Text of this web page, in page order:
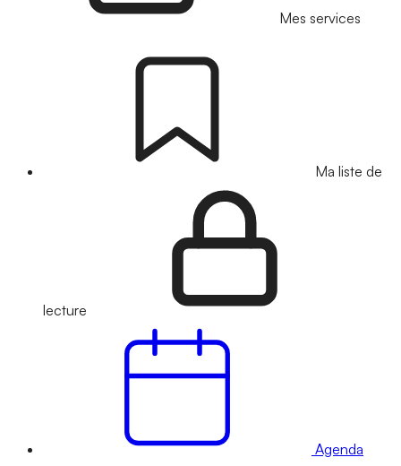
Mes services
Ma liste de
lecture
Agenda